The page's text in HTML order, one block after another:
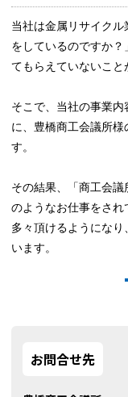
当社は金属リサイク
をしているのですか
てもらえていないこと
そこで、当社の事業
に、豊橋商工会議所
す。
その結果、「商工会
のようなお仕事をさ
多々頂けるようにな
います。
お問合せ先